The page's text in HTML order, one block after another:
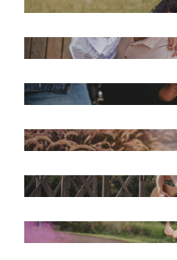
E BIA
BOOK GESTANTE
BOOK SIRLEI 70
BOOK 15 ANOS
BOOK 15 ANOS
BOOK 15 ANOS